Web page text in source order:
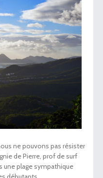
ne pouvons pas résister
de Pierre, prof de surf
une plage sympathique